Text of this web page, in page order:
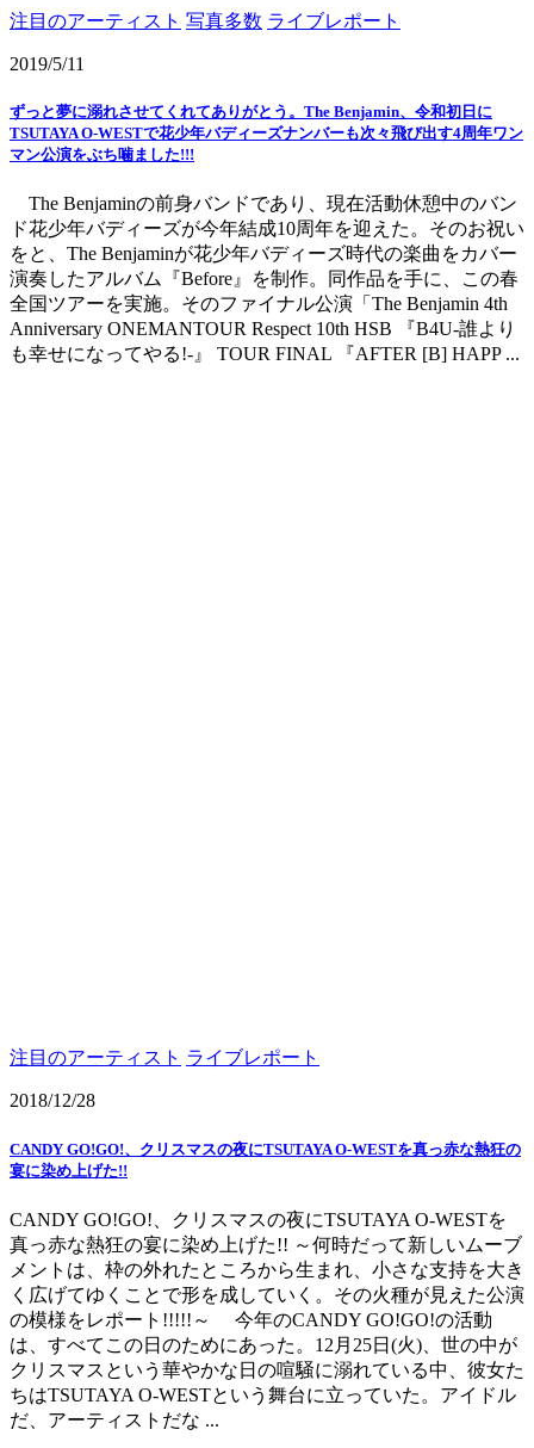
注目のアーティスト 写真多数 ライブレポート
2019/5/11
ずっと夢に溺れさせてくれてありがとう。The Benjamin、令和初日に
TSUTAYA O-WESTで花少年バディーズナンバーも次々飛び出す4周年ワン
マン公演をぶち噛ました!!!
The Benjaminの前身バンドであり、現在活動休憩中のバン
ド花少年バディーズが今年結成10周年を迎えた。そのお祝い
をと、The Benjaminが花少年バディーズ時代の楽曲をカバー
演奏したアルバム『Before』を制作。同作品を手に、この春
全国ツアーを実施。そのファイナル公演「The Benjamin 4th
Anniversary ONEMANTOUR Respect 10th HSB 『B4U-誰より
も幸せになってやる!-』 TOUR FINAL 『AFTER [B] HAPP ...
注目のアーティスト ライブレポート
2018/12/28
CANDY GO!GO!、クリスマスの夜にTSUTAYA O-WESTを真っ赤な熱狂の
宴に染め上げた!!
CANDY GO!GO!、クリスマスの夜にTSUTAYA O-WESTを
真っ赤な熱狂の宴に染め上げた!! ～何時だって新しいムーブ
メントは、枠の外れたところから生まれ、小さな支持を大き
く広げてゆくことで形を成していく。その火種が見えた公演
の模様をレポート!!!!!～ 今年のCANDY GO!GO!の活動
は、すべてこの日のためにあった。12月25日(火)、世の中が
クリスマスという華やかな日の喧騒に溺れている中、彼女た
ちはTSUTAYA O-WESTという舞台に立っていた。アイドル
だ、アーティストだな ...